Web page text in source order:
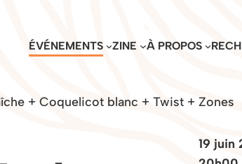
ÉVÉNEMENTS ZINE À PROPOS
+ Coquelicot blanc + Twist + Zones
19 juin